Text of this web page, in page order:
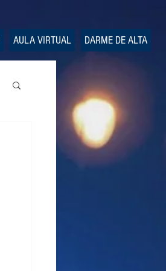
AULA VIRTUAL DARME DE ALTA